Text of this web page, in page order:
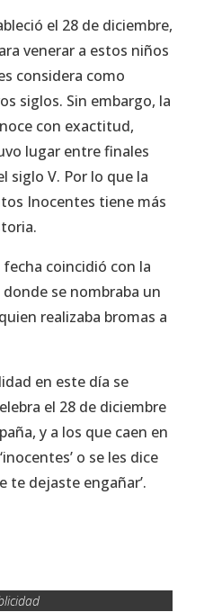
el 28 de diciembre,
venerar a estos niños
considera como
siglos. Sin embargo, la
con exactitud,
lugar entre finales
siglo V. Por lo que la
Inocentes tiene más
coincidió con la
se nombraba un
realizaba bromas a
en este día se
el 28 de diciembre
y a los que caen en
o se les dice
te dejaste engañar’.